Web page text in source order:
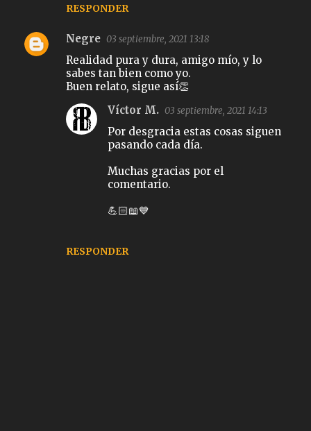
RESPONDER
Negre 03 septiembre, 2021 13:18
Realidad pura y dura, amigo mío, y lo
sabes tan bien como yo.
Buen relato, sigue así👏
RESPONDER
Víctor M. 03 septiembre, 2021 14:13
Por desgracia estas cosas siguen
pasando cada día.
Muchas gracias por el
comentario.
💪🏻📖💙